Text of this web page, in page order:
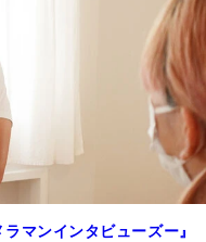
マンインタビューズー』